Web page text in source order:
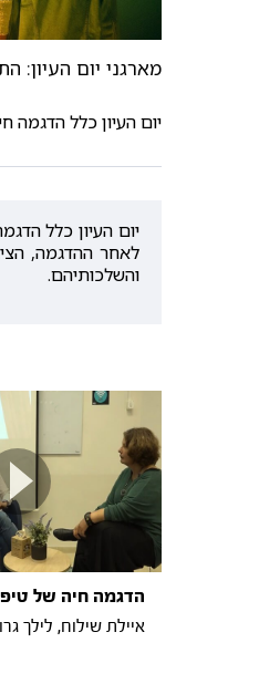
מארגני יום העיון:
יום העיון כלל הדגמה
יום העיון כלל
והשלכותיהם.
הדגמה חיה של
איילת שילוח, לילך